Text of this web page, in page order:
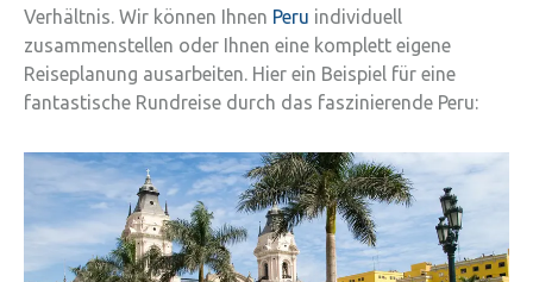
Verhältnis. Wir können Ihnen Peru individuell
zusammenstellen oder Ihnen eine komplett eigene
Reiseplanung ausarbeiten. Hier ein Beispiel für eine
fantastische Rundreise durch das faszinierende Peru: